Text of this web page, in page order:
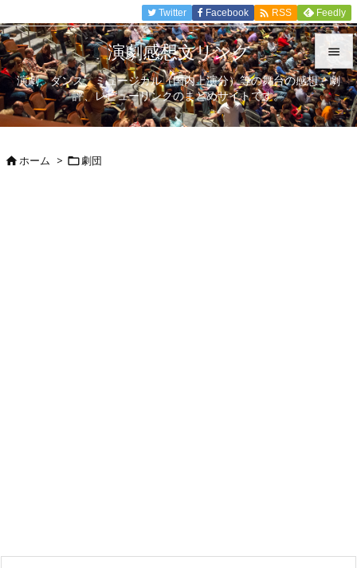


メニュ

Twitter Facebook  RSS Feedly
演劇感想文リンク
演劇、ダンス、ミュージカル（国内上演分）等の舞台の感想、劇
評、レビューリンクのまとめサイトです。
ホーム > 劇団